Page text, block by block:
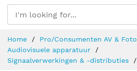
naar
de
inhoud
Home
Pro/Consumenten AV & Foto
Audiovisuele apparatuur
Signaalverwerkingen & -distributies